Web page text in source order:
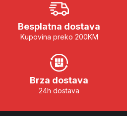
Besplatna dostava
Kupovina preko 200KM
Brza dostava
24h dostava